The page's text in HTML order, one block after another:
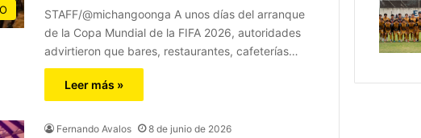
STAFF/@michangoonga A unos días del arranque
de la Copa Mundial de la FIFA 2026, autoridades
advirtieron que bares, restaurantes, cafeterías…
Leer más »
Fernando Avalos 8 de junio de 2026